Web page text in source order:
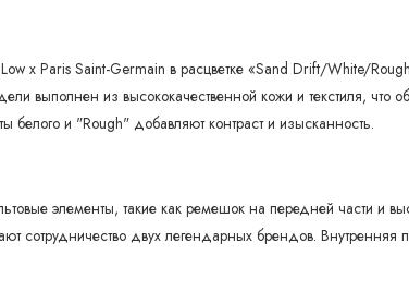
x Paris Saint-Germain в расцветке «Sand Drift/White/
выполнен из высококачественной кожи и текстиля, что
белого и "Rough" добавляют контраст и изысканность.
элементы, такие как ремешок на передней части и
сотрудничество двух легендарных брендов.